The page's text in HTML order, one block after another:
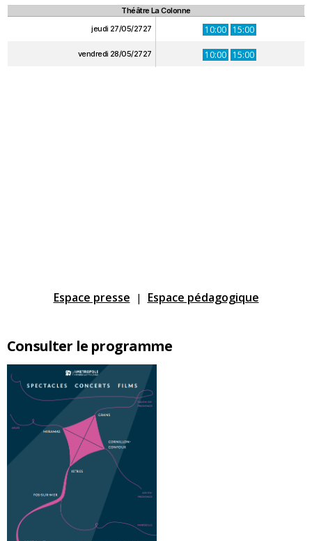
Consulter le programme
Théâtre La Colonne
jeudi 27/05/2727
10:00 15:00
vendredi 28/05/2727 10:00 15:00
Espace presse | Espace pédagogique